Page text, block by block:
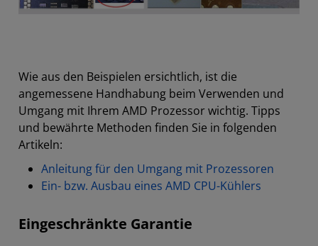
Wie aus den Beispielen ersichtlich, ist die
angemessene Handhabung beim Verwenden und
Umgang mit Ihrem AMD Prozessor wichtig. Tipps
und bewährte Methoden finden Sie in folgenden
Artikeln:
Anleitung für den Umgang mit Prozessoren
Ein- bzw. Ausbau eines AMD CPU-Kühlers
Eingeschränkte Garantie